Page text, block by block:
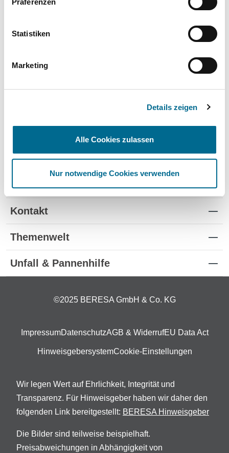
Präferenzen
Statistiken
Marketing
Details zeigen
Alle Cookies zulassen
Nur notwendige Cookies verwenden
Schnelle Verfügbarkeit
Flexible Laufzeiten ✔ - -
- -
Standorte
Kontakt
Themenwelt
Unfall & Pannenhilfe
©2025 BERESA GmbH & Co. KG
ImpressumDatenschutzAGB & WiderrufEU Data Act
HinweisgebersystemCookie-Einstellungen
Wir legen Wert auf Ehrlichkeit, Integrität und
Transparenz. Für Hinweisgeber haben wir daher den
folgenden Link bereitgestellt: BERESA Hinweisgeber
Die Bilder sind teilweise beispielhaft.
Preisabweichungen in Abhängigkeit von